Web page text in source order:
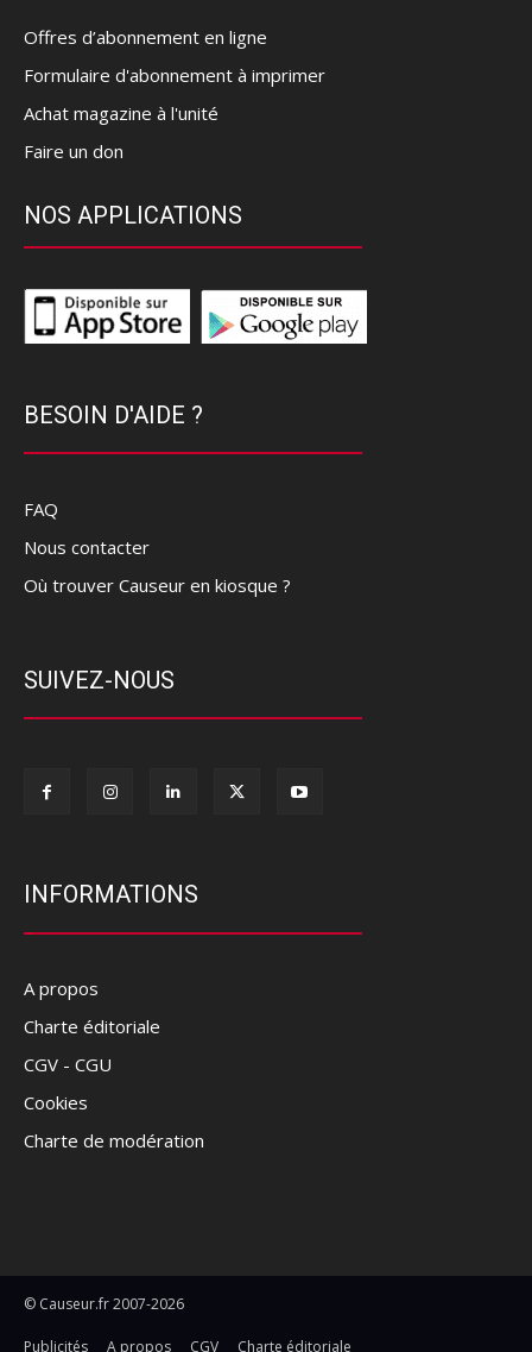
Offres d’abonnement en ligne
Formulaire d'abonnement à imprimer
Achat magazine à l'unité
Faire un don
NOS APPLICATIONS
BESOIN D'AIDE ?
FAQ
Nous contacter
Où trouver Causeur en kiosque ?
SUIVEZ-NOUS
INFORMATIONS
A propos
Charte éditoriale
CGV - CGU
Cookies
Charte de modération
© Causeur.fr 2007-2026
Publicités A propos CGV Charte éditoriale